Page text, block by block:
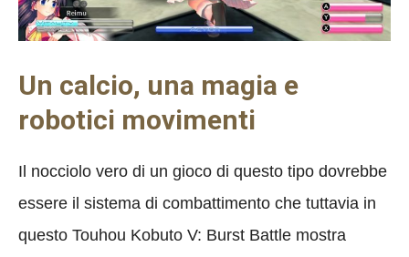
Un calcio, una magia e
robotici movimenti
Il nocciolo vero di un gioco di questo tipo dovrebbe
essere il sistema di combattimento che tuttavia in
questo Touhou Kobuto V: Burst Battle mostra